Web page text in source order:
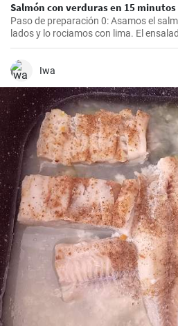
Salmón con verduras en 15 minutos
Paso de preparación 0: Asamos el
lados y lo rociamos con lima. El
condimentada con balsámico, aceite
Iwa